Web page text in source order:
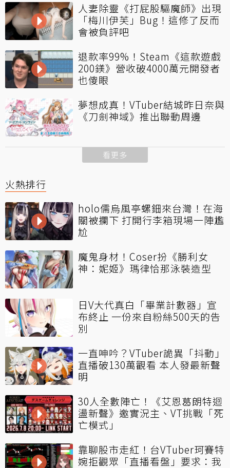
人妻除靈《打屁股驅魔師》出現
「梅川伊芙」Bug！這修了反而
會被負評吧
退款率99%！Steam《這款遊戲
200鎂》營收破4000萬元開發者
也傻眼
夢想成真！VTuber結城昨日奈與
《刀劍神域》推出聯動周邊
看更多
火熱排行
holo儒烏風亭螺鈿來台灣！在海
關被攔下 打開行李箱現場一陣尷
尬
魔鬼身材！Coser扮《勝利女
神：妮姬》瑪律恰那泳裝造型
日V大代真白「畢業計數器」宣
布終止 一份來自粉絲500天的告
別
一直呻吟？VTuber詭異「抖動」
直播破130萬觀看 本人發最新聲
明
30人全數陣亡！《艾恩葛朗特迴
盪新聲》邀實況主、VT挑戰「死
亡模式」
靠聊股市走紅！台VTuber珂賽特
婉拒觀眾「直播看盤」要求：我